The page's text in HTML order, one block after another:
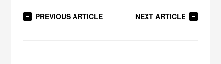
PREVIOUS ARTICLE NEXT ARTICLE